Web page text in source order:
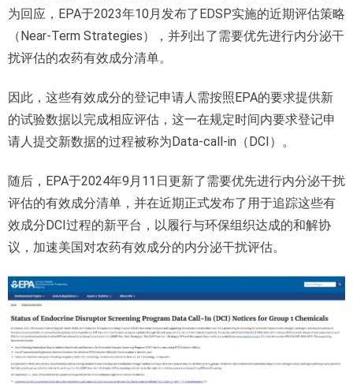
为回应，EPA于2023年10月发布了EDSP实施的近期评估策略
（Near-Term Strategies），并列出了需要优先进行内分泌干
扰评估的农药有效成分清单。
因此，这些有效成分的登记申请人需按照EPA的要求提供新
的试验数据以完成相应评估，这一在规定时间内要求登记申
请人提交新数据的过程被称为Data-call-in（DCI）。
随后，EPA于2024年9月11日更新了需要优先进行内分泌干扰
评估的有效成分清单，并在近期正式发布了用于追踪这些有
效成分DCI过程的新平台，以履行与环保组织达成的和解协
议，加速美国对农药有效成分的内分泌干扰评估。